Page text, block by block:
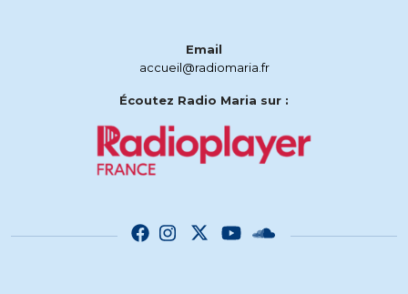
Email
accueil@radiomaria.fr
Écoutez Radio Maria sur :